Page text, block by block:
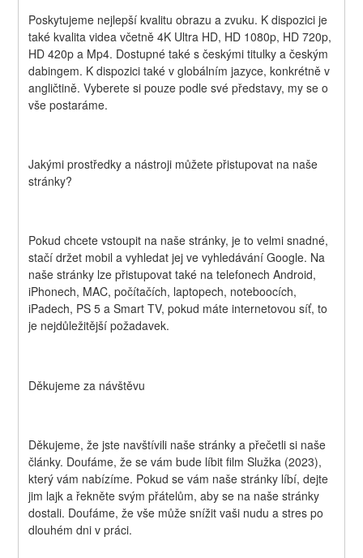
Poskytujeme nejlepší kvalitu obrazu a zvuku. K dispozici je
také kvalita videa včetně 4K Ultra HD, HD 1080p, HD 720p,
HD 420p a Mp4. Dostupné také s českými titulky a českým
dabingem. K dispozici také v globálním jazyce, konkrétně v
angličtině. Vyberete si pouze podle své představy, my se o
vše postaráme.
Jakými prostředky a nástroji můžete přistupovat na naše
stránky?
Pokud chcete vstoupit na naše stránky, je to velmi snadné,
stačí držet mobil a vyhledat jej ve vyhledávání Google. Na
naše stránky lze přistupovat také na telefonech Android,
iPhonech, MAC, počítačích, laptopech, noteboocích,
iPadech, PS 5 a Smart TV, pokud máte internetovou síť, to
je nejdůležitější požadavek.
Děkujeme za návštěvu
Děkujeme, že jste navštívili naše stránky a přečetli si naše
články. Doufáme, že se vám bude líbit film Služka (2023),
který vám nabízíme. Pokud se vám naše stránky líbí, dejte
jim lajk a řekněte svým přátelům, aby se na naše stránky
dostali. Doufáme, že vše může snížit vaši nudu a stres po
dlouhém dni v práci.